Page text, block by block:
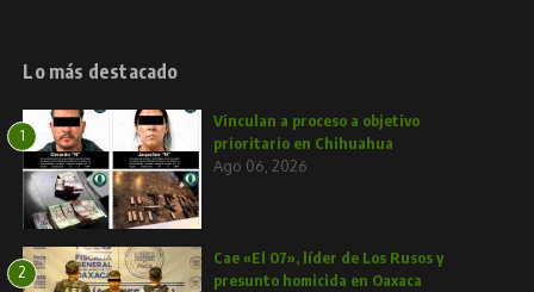
Lo más destacado
1
Vinculan a proceso a objetivo
prioritario en Chihuahua
Ago 06, 2026
2
Cae «El 07», líder de Los Rusos y
presunto homicida en Oaxaca